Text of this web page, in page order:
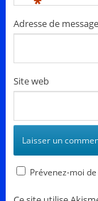
Adresse de
Site web
Prévenez-moi